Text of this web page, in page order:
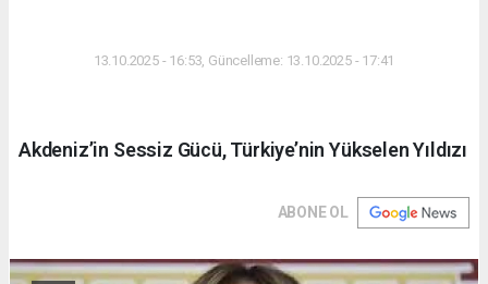
13.10.2025 - 16:53, Güncelleme: 13.10.2025 - 17:41
Akdeniz’in Sessiz Gücü, Türkiye’nin Yükselen Yıldızı
ABONE OL